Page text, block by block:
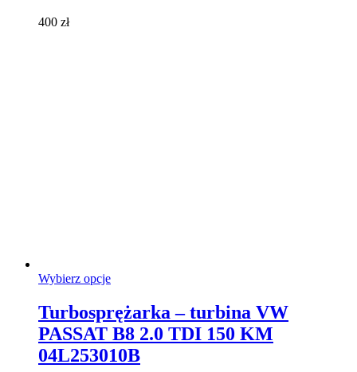
400 zł
Wybierz opcjeTen
wiele
wariantów.
Opcje
można
Turbosprężarka – turbina VW
PASSAT B8 2.0 TDI 150 KM
04L253010B